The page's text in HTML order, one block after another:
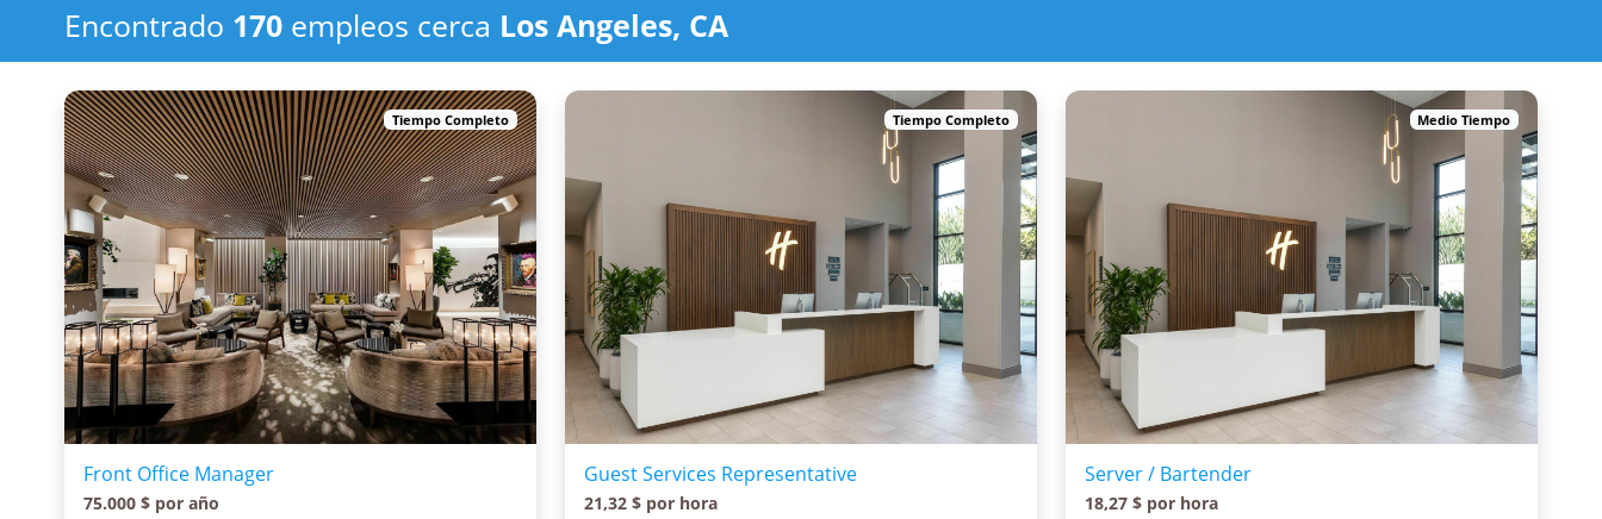
Encontrado 170empleos cerca Los Angeles, CA
Tiempo Completo
Front Office Manager
75.000 $ por año
Tiempo Completo
Guest Services Representative
21,32 $ por hora
Medio Tiempo
Server / Bartender
18,27 $ por hora